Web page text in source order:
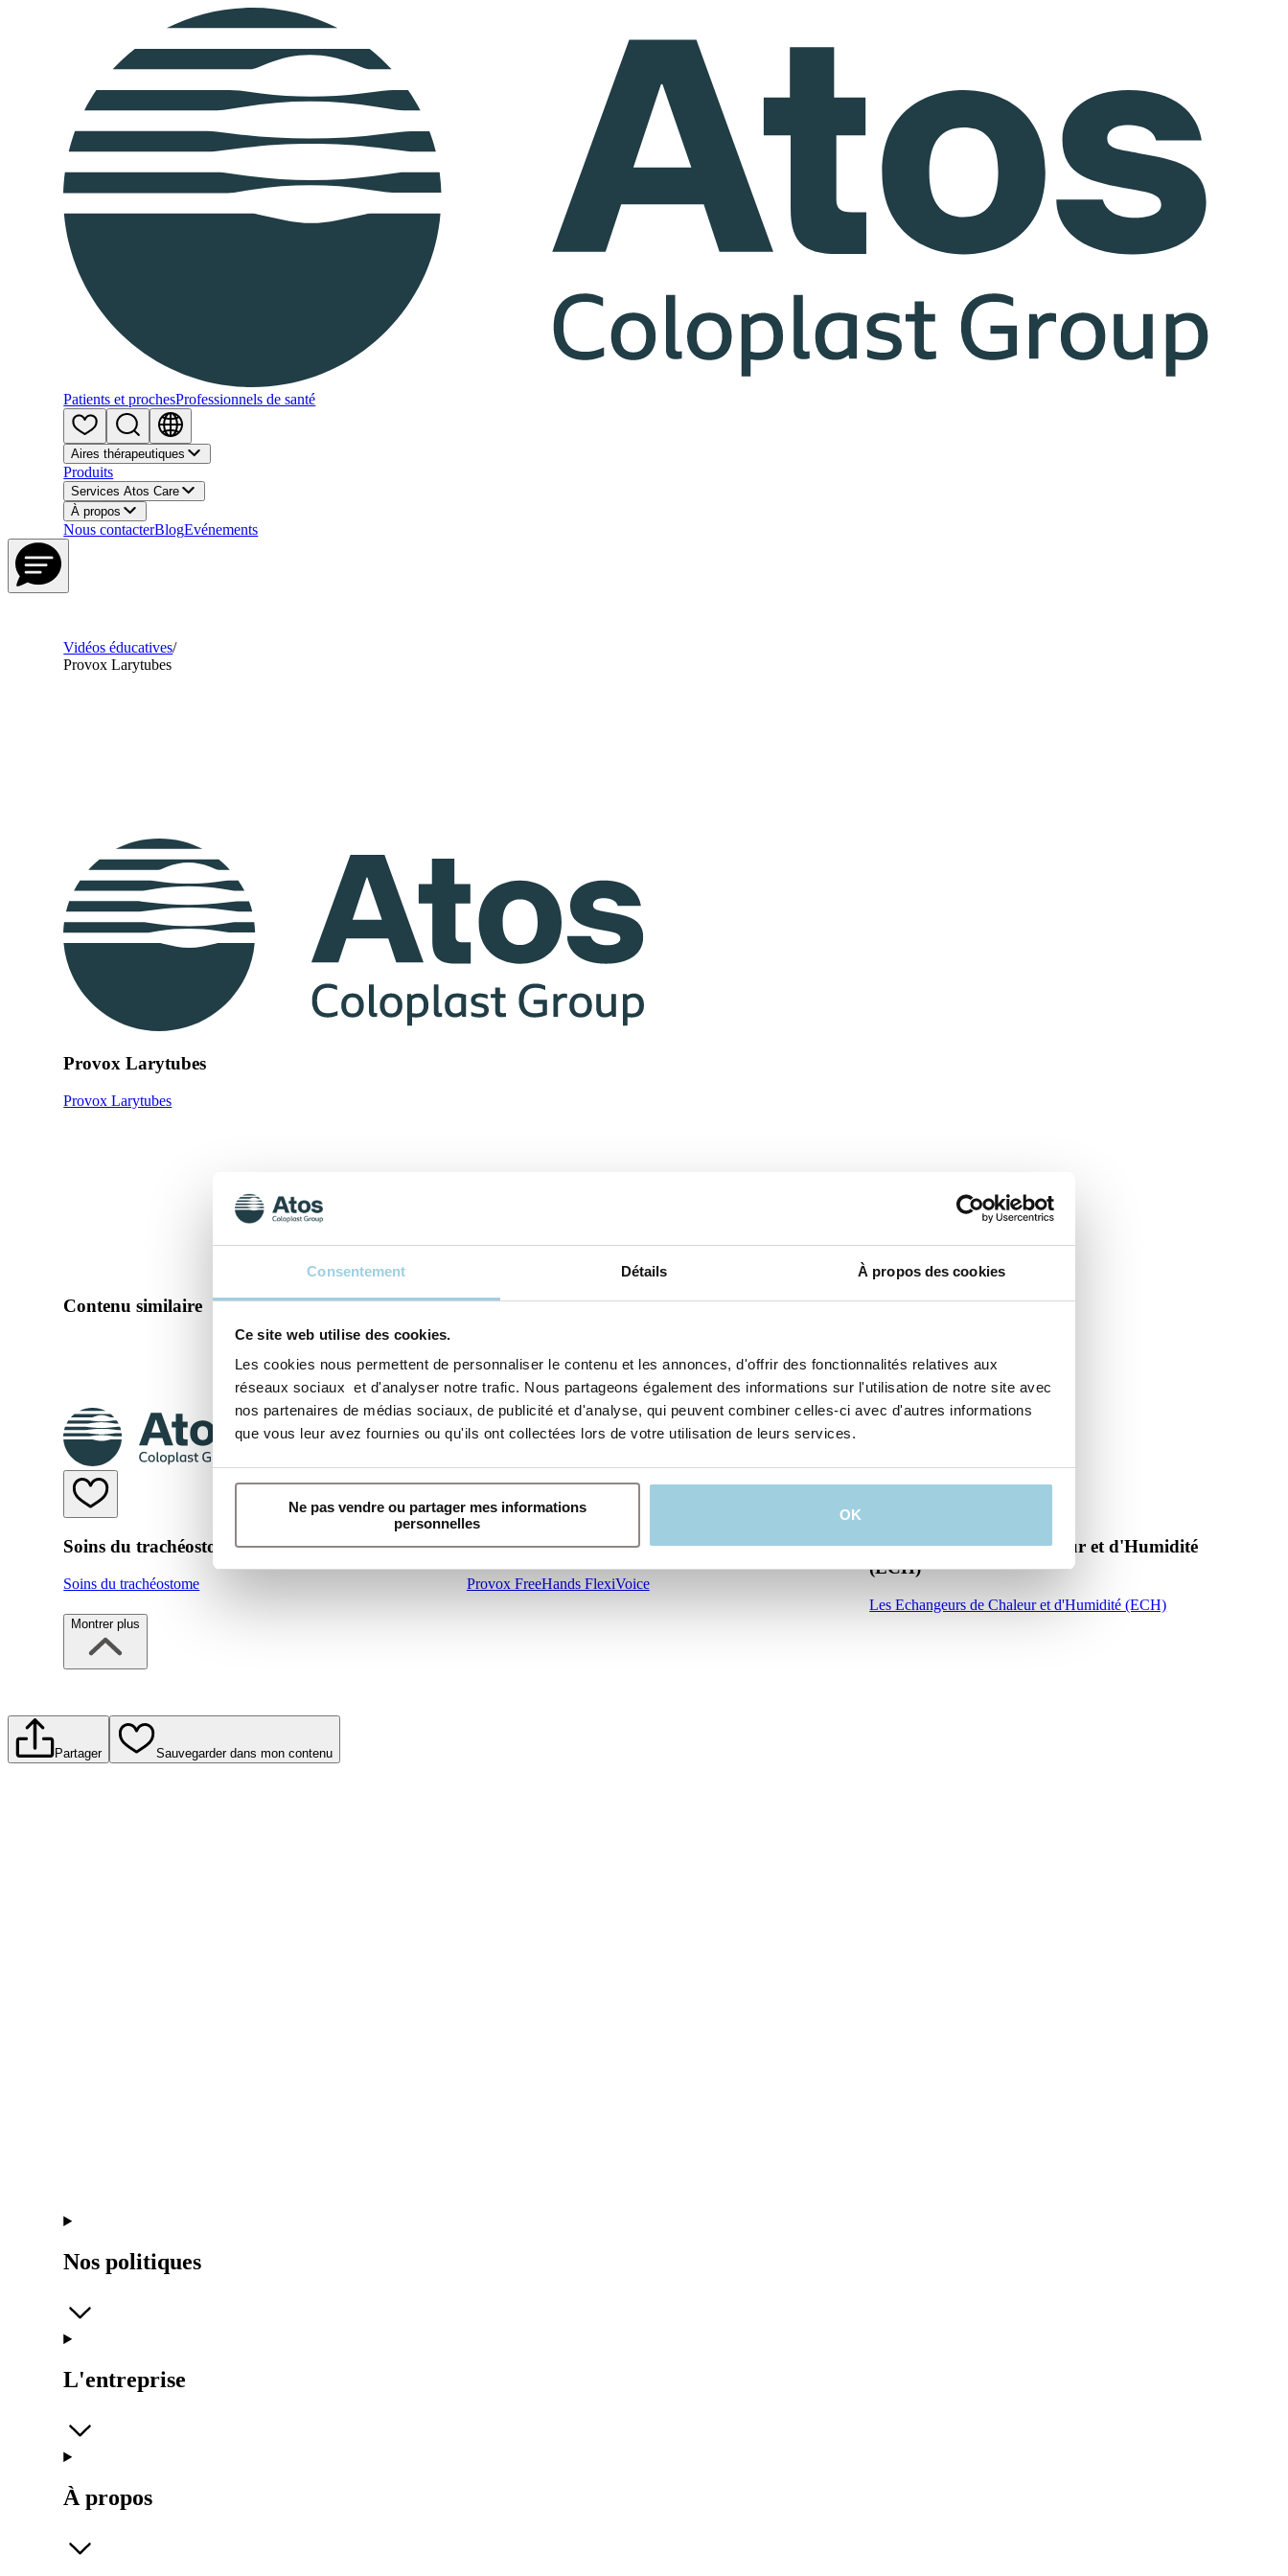
Consentement Détails À propos des cookies
Ce site web utilise des cookies.
Les cookies nous permettent de personnaliser le contenu et les annonces, d'offrir des fonctionnalités relatives aux
réseaux sociaux et d'analyser notre trafic. Nous partageons également des informations sur l'utilisation de notre site avec
nos partenaires de médias sociaux, de publicité et d'analyse, qui peuvent combiner celles-ci avec d'autres informations
que vous leur avez fournies ou qu'ils ont collectées lors de votre utilisation de leurs services.
Ne pas vendre ou partager mes informations
personnelles
OK
Patients et prochesProfessionnels de santé
Aires thérapeutiques
Produits
Services Atos Care
À propos
Nous contacterBlogEvénements
Vidéos éducatives/
Provox Larytubes
Provox Larytubes
Provox Larytubes
Contenu similaire
Soins du trachéostome
Soins du trachéostome
Provox FreeHands FlexiVoice
Provox FreeHands FlexiVoice
Les Echangeurs de Chaleur et d'Humidité
(ECH)
Les Echangeurs de Chaleur et d'Humidité (ECH)
Montrer plus
Partager Sauvegarder dans mon contenu
Nos politiques
L'entreprise
À propos